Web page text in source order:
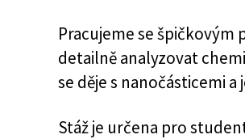
Pracujeme se
detailně analyzovat
se děje s nanočásticemi
Stáž je určena pro